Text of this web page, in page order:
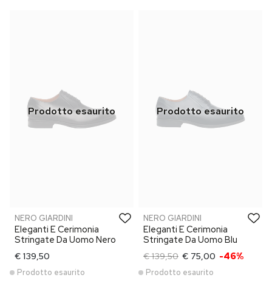
NERO GIARDINI
Eleganti E Cerimonia
Stringate Da Uomo Nero
€ 139,50
Prodotto esaurito
NERO GIARDINI
Eleganti E Cerimonia
Stringate Da Uomo Blu
€ 139,50 € 75,00 -46%
Prodotto esaurito